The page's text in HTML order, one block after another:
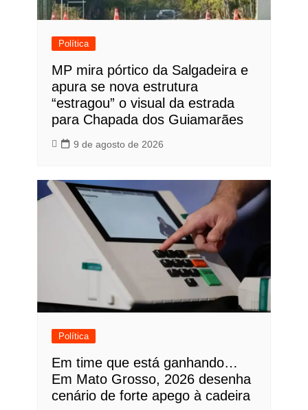
Política
MP mira pórtico da Salgadeira e
apura se nova estrutura
“estragou” o visual da estrada
para Chapada dos Guiamarães
9 de agosto de 2026
Política
Em time que está ganhando…
Em Mato Grosso, 2026 desenha
cenário de forte apego à cadeira